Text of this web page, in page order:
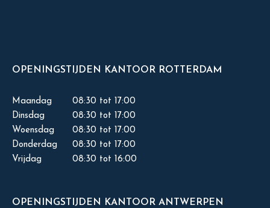
OPENINGSTIJDEN KANTOOR ROTTERDAM
Maandag
08:30 tot 17:00
Dinsdag
08:30 tot 17:00
Woensdag
08:30 tot 17:00
Donderdag
08:30 tot 17:00
Vrijdag
08:30 tot 16:00
OPENINGSTIJDEN KANTOOR ANTWERPEN